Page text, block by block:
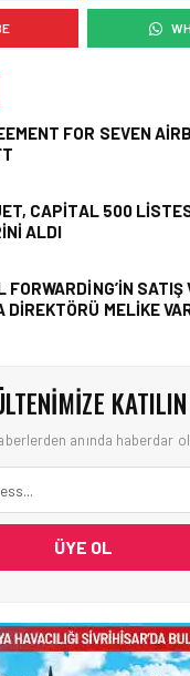
KÜRESEL
YOLCU TALEBINDE
İSTIKRARLI
FOR SEVEN
CAPITAL 500
ALDI
FORWARDING’IN SATIŞ
DIREKTÖRÜ MELIKE
KATILIN
anında haberdar
ÜYE OL